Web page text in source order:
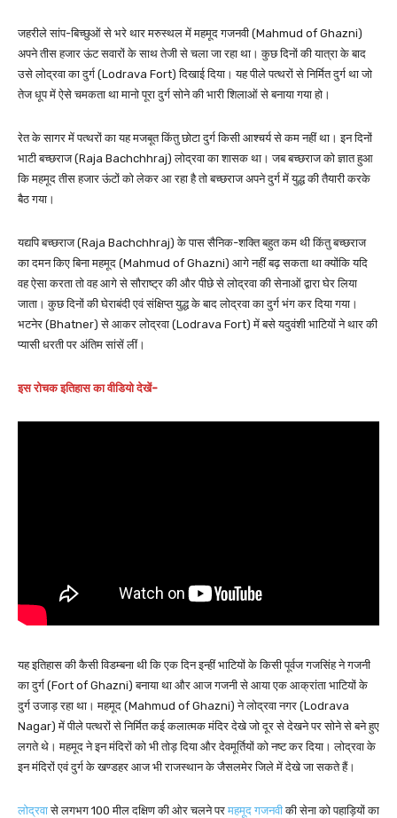
जहरीले सांप-बिच्छुओं से भरे थार मरुस्थल में महमूद गजनवी (Mahmud of Ghazni)
अपने तीस हजार ऊंट सवारों के साथ तेजी से चला जा रहा था। कुछ दिनों की यात्रा के बाद
उसे लोद्रवा का दुर्ग (Lodrava Fort) दिखाई दिया। यह पीले पत्थरों से निर्मित दुर्ग था जो
तेज धूप में ऐसे चमकता था मानो पूरा दुर्ग सोने की भारी शिलाओं से बनाया गया हो।
रेत के सागर में पत्थरों का यह मजबूत किंतु छोटा दुर्ग किसी आश्चर्य से कम नहीं था। इन दिनों
भाटी बच्छराज (Raja Bachchhraj) लोद्रवा का शासक था। जब बच्छराज को ज्ञात हुआ
कि महमूद तीस हजार ऊंटों को लेकर आ रहा है तो बच्छराज अपने दुर्ग में युद्ध की तैयारी करके
बैठ गया।
यद्यपि बच्छराज (Raja Bachchhraj) के पास सैनिक-शक्ति बहुत कम थी किंतु बच्छराज
का दमन किए बिना महमूद (Mahmud of Ghazni) आगे नहीं बढ़ सकता था क्योंकि यदि
वह ऐसा करता तो वह आगे से सौराष्ट्र की और पीछे से लोद्रवा की सेनाओं द्वारा घेर लिया
जाता। कुछ दिनों की घेराबंदी एवं संक्षिप्त युद्ध के बाद लोद्रवा का दुर्ग भंग कर दिया गया।
भटनेर (Bhatner) से आकर लोद्रवा (Lodrava Fort) में बसे यदुवंशी भाटियों ने थार की
प्यासी धरती पर अंतिम सांसें लीं।
इस रोचक इतिहास का वीडियो देखें-
यह इतिहास की कैसी विडम्बना थी कि एक दिन इन्हीं भाटियों के किसी पूर्वज गजसिंह ने गजनी
का दुर्ग (Fort of Ghazni) बनाया था और आज गजनी से आया एक आक्रांता भाटियों के
दुर्ग उजाड़ रहा था। महमूद (Mahmud of Ghazni) ने लोद्रवा नगर (Lodrava
Nagar) में पीले पत्थरों से निर्मित कई कलात्मक मंदिर देखे जो दूर से देखने पर सोने से बने हुए
लगते थे। महमूद ने इन मंदिरों को भी तोड़ दिया और देवमूर्तियों को नष्ट कर दिया। लोद्रवा के
इन मंदिरों एवं दुर्ग के खण्डहर आज भी राजस्थान के जैसलमेर जिले में देखे जा सकते हैं।
लोद्रवासे लगभग 100 मील दक्षिण की ओर चलने पर महमूद गजनवीकी सेना को पहाड़ियों का